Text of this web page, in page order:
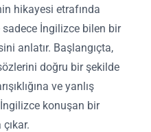
hikayesi etrafında
İngilizce bilen bir
anlatır. Başlangıçta,
doğru bir şekilde
ve yanlış
konuşan bir